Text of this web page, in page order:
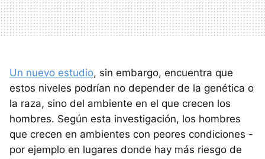
Un nuevo estudio, sin embargo, encuentra que
estos niveles podrían no depender de la genética o
la raza, sino del ambiente en el que crecen los
hombres. Según esta investigación, los hombres
que crecen en ambientes con peores condiciones -
por ejemplo en lugares donde hay más riesgo de